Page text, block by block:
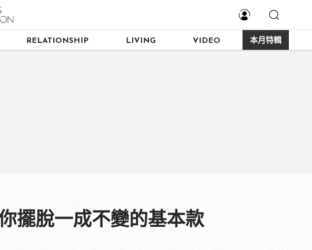
RELATIONSHIP LIVING VIDEO 本月特輯
擺脫一成不變的基本款